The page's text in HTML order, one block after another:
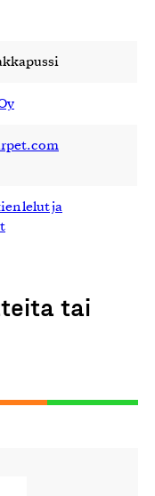
lelut ja
tai